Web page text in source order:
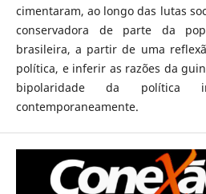
cimentaram, ao longo das lutas
conservadora de parte da
brasileira, a partir de uma
política, e inferir as razões da
bipolaridade da política
contemporaneamente.